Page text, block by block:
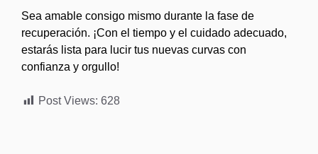
Sea amable consigo mismo durante la fase de
recuperación. ¡Con el tiempo y el cuidado adecuado,
estarás lista para lucir tus nuevas curvas con
confianza y orgullo!
Post Views: 628